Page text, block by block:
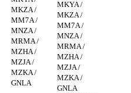
MKZA /
MM7A /
MNZA /
MRMA /
MZHA /
MZJA /
MZKA /
GNLA
MKYA /
MKZA /
MM7A /
MNZA /
MRMA /
MZHA /
MZJA /
MZKA /
GNLA